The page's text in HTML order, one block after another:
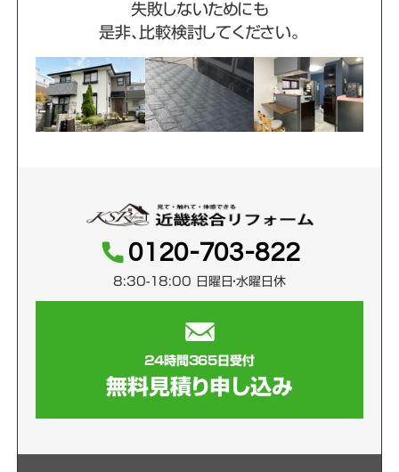
失敗しないためにも
是非、比較検討してください。
0120-703-822
8:30-18:00 日曜日・水曜日休
24時間365日受付
無料見積り申し込み